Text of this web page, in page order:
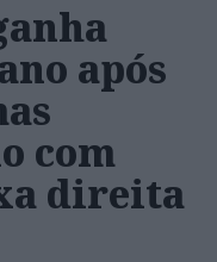
após
com
direita